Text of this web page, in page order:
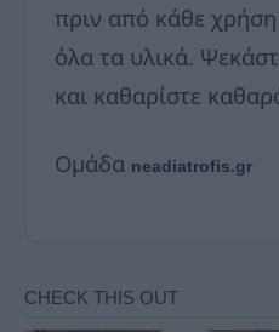
πριν από κάθε
όλα τα υλικά.
και καθαρίστε
Ομάδα neadiatrofis.gr